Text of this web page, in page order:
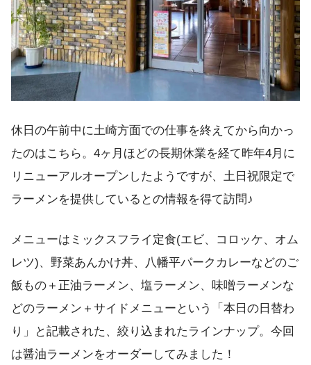
休日の午前中に土崎方面での仕事を終えてから向かっ
たのはこちら。4ヶ月ほどの長期休業を経て昨年4月に
リニューアルオープンしたようですが、土日祝限定で
ラーメンを提供しているとの情報を得て訪問♪
メニューはミックスフライ定食(エビ、コロッケ、オム
レツ)、野菜あんかけ丼、八幡平パークカレーなどのご
飯もの＋正油ラーメン、塩ラーメン、味噌ラーメンな
どのラーメン＋サイドメニューという「本日の日替わ
り」と記載された、絞り込まれたラインナップ。今回
は醤油ラーメンをオーダーしてみました！